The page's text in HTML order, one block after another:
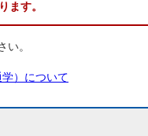
ます。
い。
）について